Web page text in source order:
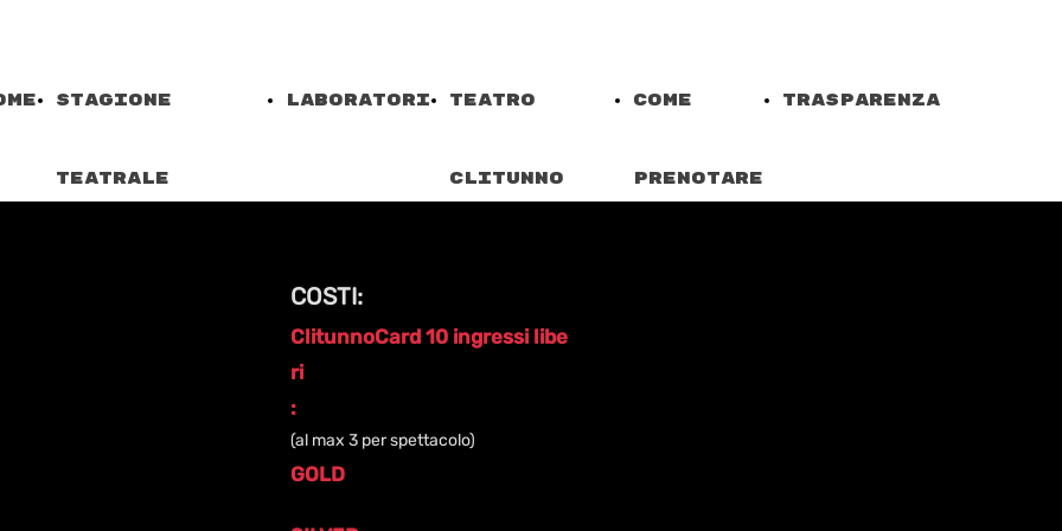
Stagione
Teatrale
laboratori Teatro
Clitunno
Come
prenotare
Trasparenza
COSTI:
ClitunnoCard 10 ingressi libe
ri
:
(al max 3 per spettacolo)
GOLD